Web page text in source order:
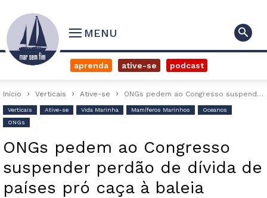
MENU
aprenda ative-se podcast
Início Verticais Ative-se ONGs pedem ao Congresso suspender perdão de dívida de países pró caça...
Verticais Ative-se Vida Marinha Mamíferos Marinhos
Oceanos
ONGs
ONGs pedem ao Congresso
suspender perdão de dívida de
países pró caça à baleia